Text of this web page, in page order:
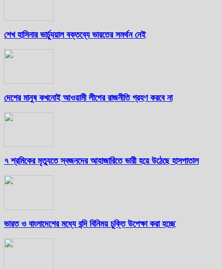
শেখ হাসিনার ভার্চ্যুয়াল বক্তব্যে ভারতের সমর্থন নেই
দেশের মানুষ কখনোই আওয়ামী লীগের রাজনীতি গ্রহণ করবে না
৭ শ্রমিকের মৃত্যুতে স্বজনদের আহাজারিতে ভারী হয়ে উঠেছে হাসপাতাল
ভারত ও বাংলাদেশের মধ্যে বন্দি বিনিময় চুক্তি উপেক্ষা করা হচ্ছে